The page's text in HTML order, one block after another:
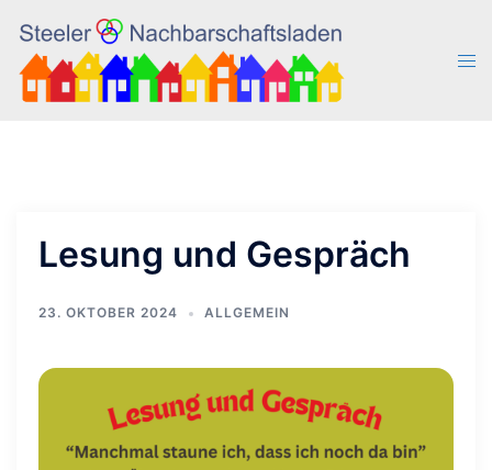
Inhalt
springen
Lesung und Gespräch
23. OKTOBER 2024 ALLGEMEIN